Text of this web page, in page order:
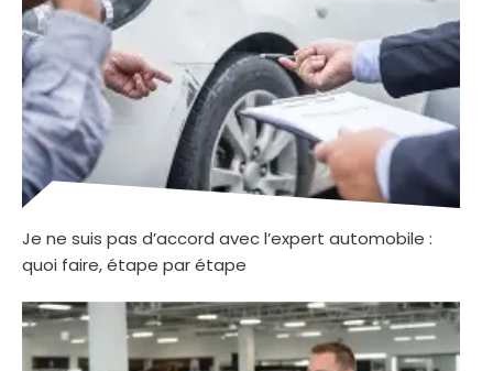
Je ne suis pas d’accord avec l’expert automobile :
quoi faire, étape par étape